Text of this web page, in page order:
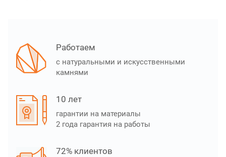
Работаем
с натуральными и искусственными
камнями
10 лет
гарантии на материалы
2 года гарантия на работы
72% клиентов